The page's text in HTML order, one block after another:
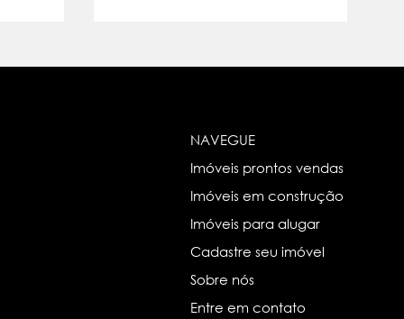
NAVEGUE
Imóveis prontos vendas
Imóveis em construção
Imóveis para alugar
Cadastre seu imóvel
Sobre nós
Entre em contato